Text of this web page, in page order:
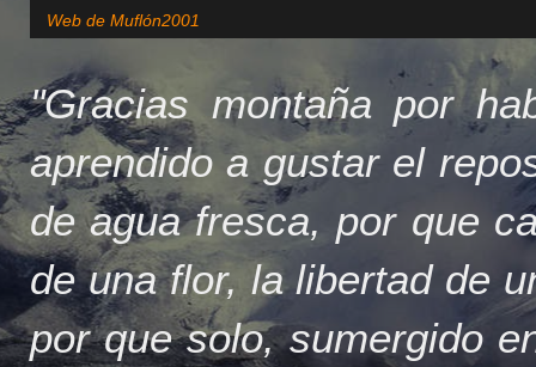
Web de Muflón2001
"Gracias montaña por
aprendido a gustar el
de agua fresca, por que
de una flor, la libertad de
por que solo, sumergido